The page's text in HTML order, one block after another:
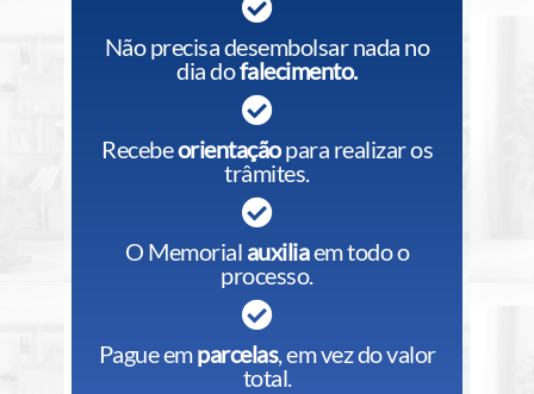
Não precisa desembolsar nada no
dia dofalecimento.
Recebeorientaçãopara realizar os
trâmites.
O Memorial auxiliaem todo o
processo.
Pague emparcelas, em vez do valor
total.